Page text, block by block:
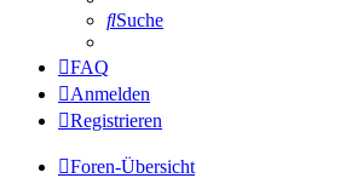
Suche
FAQ
Anmelden
Registrieren
Foren-Übersicht